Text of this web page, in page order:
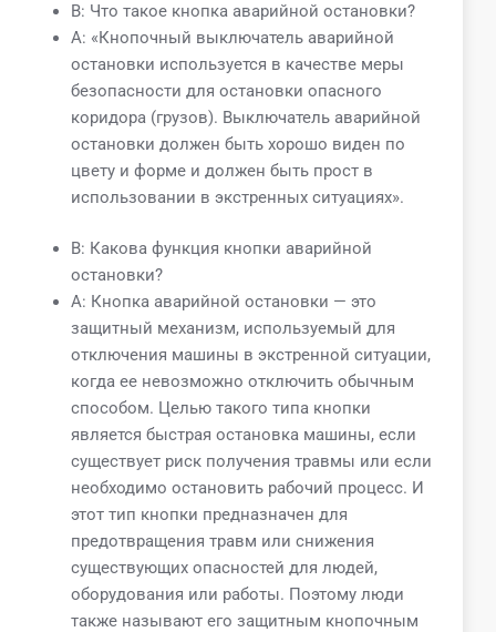
В: Что такое кнопка аварийной остановки?
A: «Кнопочный выключатель аварийной
остановки используется в качестве меры
безопасности для остановки опасного
коридора (грузов). Выключатель аварийной
остановки должен быть хорошо виден по
цвету и форме и должен быть прост в
использовании в экстренных ситуациях».
В: Какова функция кнопки аварийной
остановки?
A: Кнопка аварийной остановки — это
защитный механизм, используемый для
отключения машины в экстренной ситуации,
когда ее невозможно отключить обычным
способом. Целью такого типа кнопки
является быстрая остановка машины, если
существует риск получения травмы или если
необходимо остановить рабочий процесс. И
этот тип кнопки предназначен для
предотвращения травм или снижения
существующих опасностей для людей,
оборудования или работы. Поэтому люди
также называют его защитным кнопочным